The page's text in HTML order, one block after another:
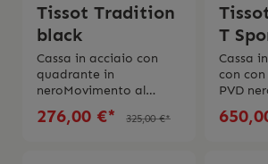
Tissot Tradition
black
Cassa in acciaio con
quadrante in
neroMovimento al
quarzo F06.111Vetro
ZaffiroBracciale in pelle
276,00 €* 325,00 €*
T
Cassa
con
PVD
nero e
carbonio